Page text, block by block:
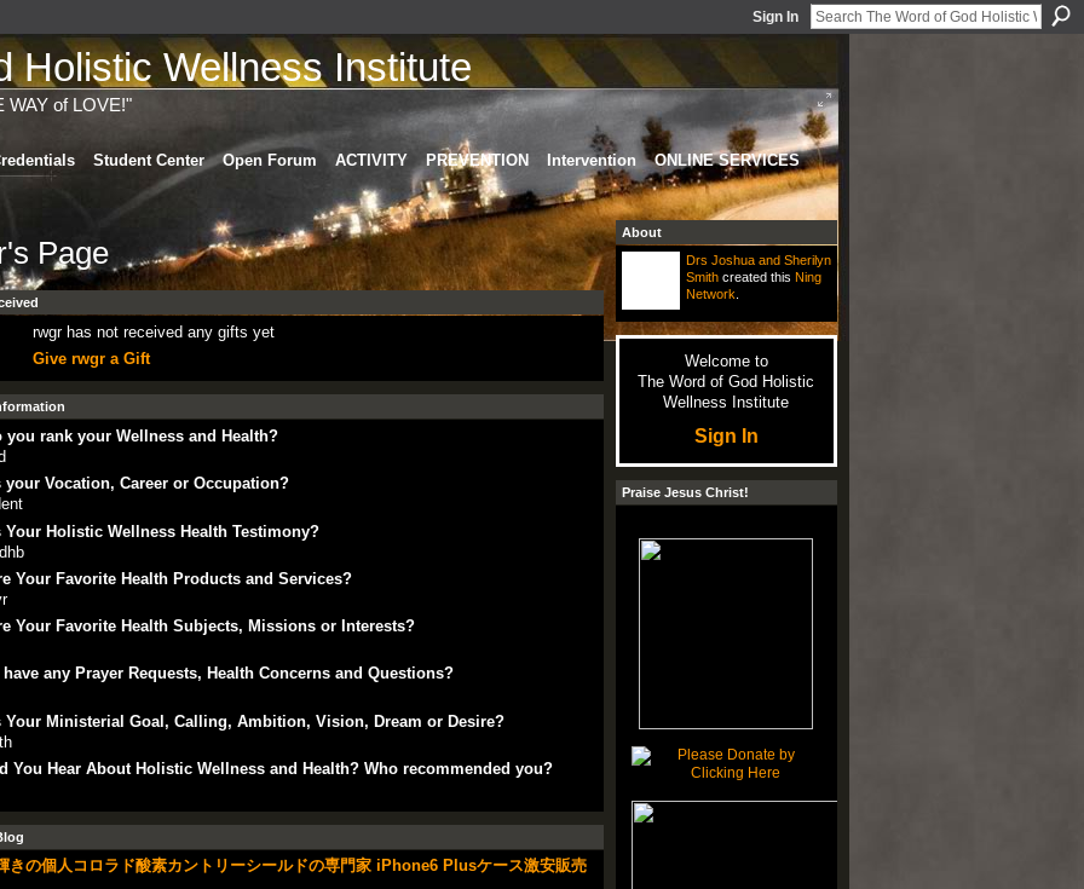
Sign In
Holistic Wellness Institute
WAY of LOVE!"
Student Center Open Forum ACTIVITY PREVENTION Intervention ONLINE SERVICES
Page
rwgr has not received any gifts yet
Give rwgr a Gift
you rank your Wellness and Health?
your Vocation, Career or Occupation?
Your Holistic Wellness Health Testimony?
Your Favorite Health Products and Services?
Your Favorite Health Subjects, Missions or Interests?
any Prayer Requests, Health Concerns and Questions?
Your Ministerial Goal, Calling, Ambition, Vision, Dream or Desire?
You Hear About Holistic Wellness and Health? Who recommended you?
きの個人コロラド酸素カントリーシールドの専門家 iPhone6 Plusケース激安販売
About
Drs Joshua and Sherilyn
Smithcreated this Ning
Network
Welcome to
The Word of God Holistic
Wellness Institute
Sign In
Praise Jesus Christ!